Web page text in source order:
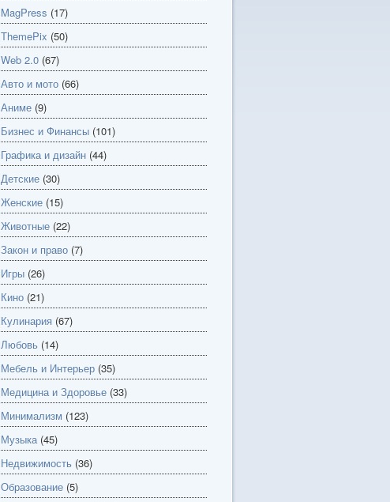
MagPress (17)
ThemePix (50)
Web 2.0 (67)
Авто и мото (66)
Аниме (9)
Бизнес и Финансы (101)
Графика и дизайн (44)
Детские (30)
Женские (15)
Животные (22)
Закон и право (7)
Игры (26)
Кино (21)
Кулинария (67)
Любовь (14)
Мебель и Интерьер (35)
Медицина и Здоровье (33)
Минимализм (123)
Музыка(45)
Недвижимость (36)
Образование (5)